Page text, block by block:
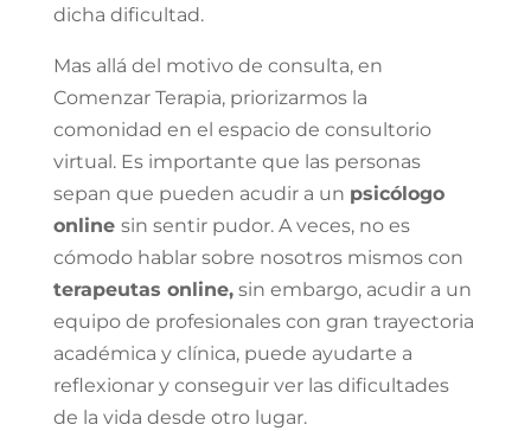
dicha dificultad.
Mas allá del motivo de consulta, en
Comenzar Terapia, priorizarmos la
comonidad en el espacio de consultorio
virtual. Es importante que las personas
sepan que pueden acudir a un psicólogo
online sin sentir pudor. A veces, no es
cómodo hablar sobre nosotros mismos con
terapeutas online,sin embargo, acudir a un
equipo de profesionales con gran trayectoria
académica y clínica, puede ayudarte a
reflexionar y conseguir ver las dificultades
de la vida desde otro lugar.